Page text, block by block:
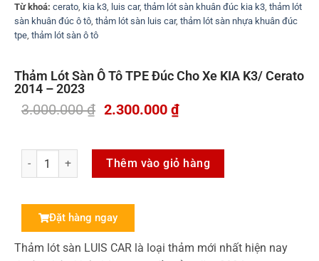
Từ khoá: cerato, kia k3, luis car, thảm lót sàn khuân đúc kia k3, thảm lót
sàn khuân đúc ô tô, thảm lót sàn luis car, thảm lót sàn nhựa khuân đúc
tpe, thảm lót sàn ô tô
Thảm Lót Sàn Ô Tô TPE Đúc Cho Xe KIA K3/ Cerato
2014 – 2023
3.000.000₫ 2.300.000 ₫
Thêm vào giỏ hàng
Đặt hàng ngay
Thảm lót sàn LUIS CAR là loại thảm mới nhất hiện nay